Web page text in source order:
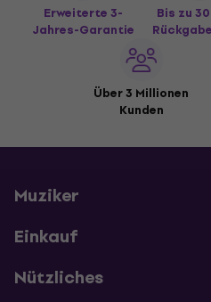
Erweiterte 3-
Jahres-Garantie
Bis zu
Über 3 Millionen
Kunden
Muziker
Einkauf
Nützliches